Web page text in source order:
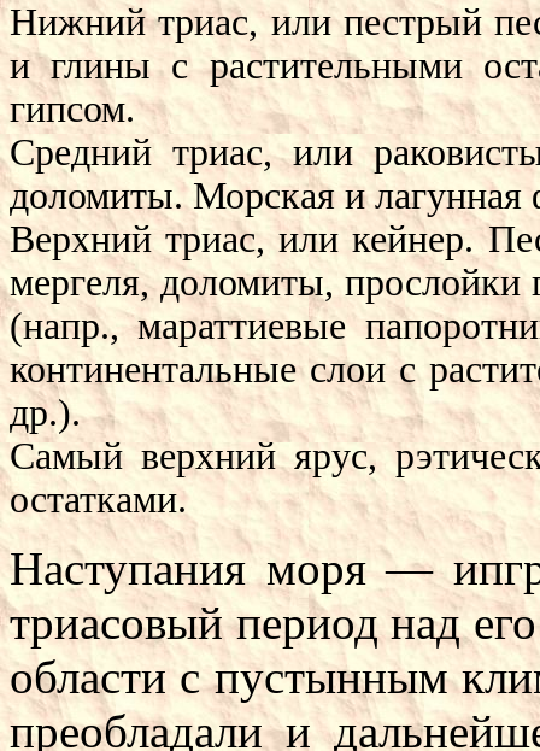
Нижний триас, или пестрый
и глины с растительными
гипсом.
Средний триас, или
доломиты. Морская и лагунная
Верхний триас, или кейнер.
мергеля, доломиты, прослойки
(напр., мараттиевые
континентальные слои с
др.).
Самый верхний ярус,
остатками.
Наступания моря —
триасовый период над
области с пустынным
преобладали и